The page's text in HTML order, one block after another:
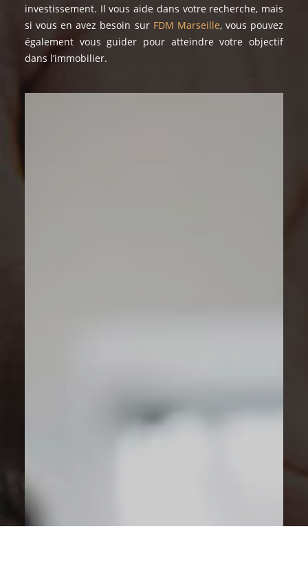
investissement. Il vous aide dans votre recherche, mais
si vous en avez besoin sur FDM Marseille, vous pouvez
également vous guider pour atteindre votre objectif
dans l’immobilier.